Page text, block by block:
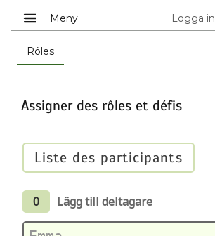
Meny Logga in
Rôles
Assigner des rôles et défis
Liste des participants
0 Lägg till deltagare